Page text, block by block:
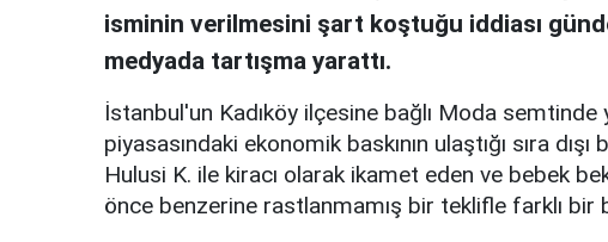
isminin verilmesini şart koştuğu iddiası
medyada tartışma yarattı.
İstanbul'un Kadıköy ilçesine bağlı Moda semtinde
piyasasındaki ekonomik baskının ulaştığı sıra
Hulusi K. ile kiracı olarak ikamet eden ve bebek
önce benzerine rastlanmamış bir teklifle farklı bir